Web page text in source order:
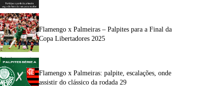
Flamengo x Palmeiras – Palpites para a Final da
Copa Libertadores 2025
Flamengo x Palmeiras: palpite, escalações, onde
assistir do clássico da rodada 29